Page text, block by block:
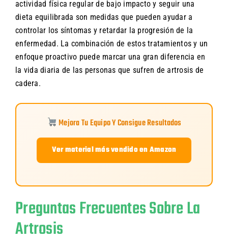
actividad física regular de bajo impacto y seguir una
dieta equilibrada son medidas que pueden ayudar a
controlar los síntomas y retardar la progresión de la
enfermedad. La combinación de estos tratamientos y un
enfoque proactivo puede marcar una gran diferencia en
la vida diaria de las personas que sufren de artrosis de
cadera.
Mejora Tu Equipo Y Consigue Resultados
Ver material más vendido en Amazon
Preguntas Frecuentes Sobre La
Artrosis